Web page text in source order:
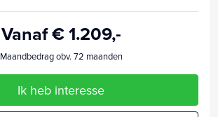
Vanaf € 1.209,-
Maandbedrag obv. 72 maanden
Ik heb interesse